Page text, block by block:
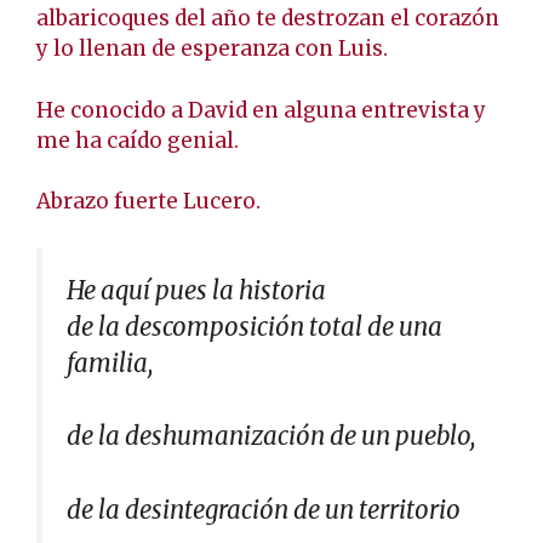
albaricoques del año te destrozan el corazón
y lo llenan de esperanza con Luis.
He conocido a David en alguna entrevista y
me ha caído genial.
Abrazo fuerte Lucero.
He aquí pues la historia
de la descomposición total de una
familia,
de la deshumanización de un pueblo,
de la desintegración de un territorio